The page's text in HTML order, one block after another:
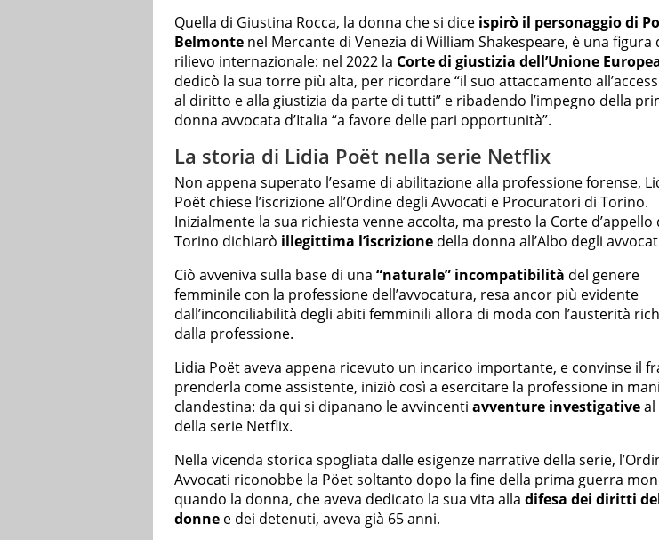
Quella di Giustina Rocca, la donna che si dice ispirò il personaggio di
Belmonte nel Mercante di Venezia di William Shakespeare, è una figura
rilievo internazionale: nel 2022 la Corte di giustizia dell’Unione
dedicò la sua torre più alta, per ricordare “il suo attaccamento
al diritto e alla giustizia da parte di tutti” e ribadendo l’impegno della
donna avvocata d’Italia “a favore delle pari opportunità”.
La storia di Lidia Poët nella serie Netflix
Non appena superato l’esame di abilitazione alla professione forense,
Poët chiese l’iscrizione all’Ordine degli Avvocati e Procuratori di Torino.
Inizialmente la sua richiesta venne accolta, ma presto la Corte d’appello
Torino dichiarò illegittima l’iscrizione della donna all’Albo degli
Ciò avveniva sulla base di una “naturale” incompatibilità del genere
femminile con la professione dell’avvocatura, resa ancor più evidente
dall’inconciliabilità degli abiti femminili allora di moda con l’austerità
dalla professione.
Lidia Poët aveva appena ricevuto un incarico importante, e convinse il
prenderla come assistente, iniziò così a esercitare la professione in
clandestina: da qui si dipanano le avvincenti avventure investigative
della serie Netflix.
Nella vicenda storica spogliata dalle esigenze narrative della serie,
Avvocati riconobbe la Pöet soltanto dopo la fine della prima guerra
quando la donna, che aveva dedicato la sua vita alla difesa dei diritti
donne e dei detenuti, aveva già 65 anni.